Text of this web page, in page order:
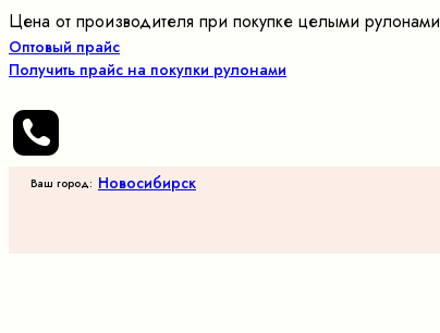
Цена от производителя при покупке целыми рулонами
Оптовый прайс
Получить прайс на покупки рулонами
Ваш город: Новосибирск